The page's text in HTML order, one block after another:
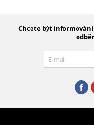
Chcete být informováni